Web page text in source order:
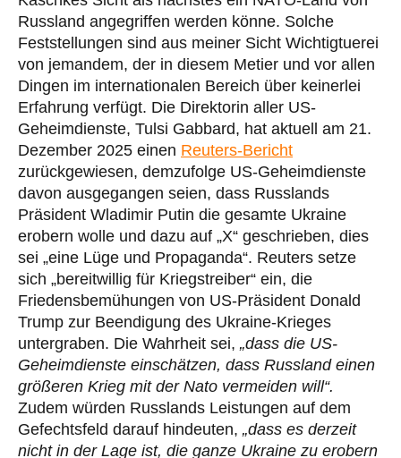
Russland angegriffen werden könne. Solche
Feststellungen sind aus meiner Sicht Wichtigtuerei
von jemandem, der in diesem Metier und vor allen
Dingen im internationalen Bereich über keinerlei
Erfahrung verfügt. Die Direktorin aller US-
Geheimdienste, Tulsi Gabbard, hat aktuell am 21.
Dezember 2025 einen Reuters-Bericht
zurückgewiesen, demzufolge US-Geheimdienste
davon ausgegangen seien, dass Russlands
Präsident Wladimir Putin die gesamte Ukraine
erobern wolle und dazu auf „X“ geschrieben, dies
sei „eine Lüge und Propaganda“. Reuters setze
sich „bereitwillig für Kriegstreiber“ ein, die
Friedensbemühungen von US-Präsident Donald
Trump zur Beendigung des Ukraine-Krieges
untergraben. Die Wahrheit sei, „dass die US-
Geheimdienste einschätzen, dass Russland einen
größeren Krieg mit der Nato vermeiden will“.
Zudem würden Russlands Leistungen auf dem
Gefechtsfeld darauf hindeuten, „dass es derzeit
nicht in der Lage ist, die ganze Ukraine zu erobern